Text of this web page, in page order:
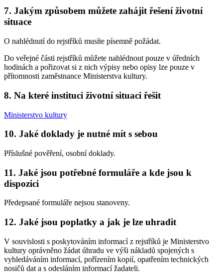
7. Jakým způsobem můžete zahájit řešení životní
situace
O nahlédnutí do rejstříků musíte písemně požádat.
Do veřejné části rejstříků můžete nahlédnout pouze v úředních
hodinách a pořizovat si z nich výpisy nebo opisy lze pouze v
přítomnosti zaměstnance Ministerstva kultury.
8. Na které instituci životní situaci řešit
Ministerstvo kultury
10. Jaké doklady je nutné mít s sebou
Příslušné pověření, osobní doklady.
11. Jaké jsou potřebné formuláře a kde jsou k
dispozici
Předepsané formuláře nejsou stanoveny.
12. Jaké jsou poplatky a jak je lze uhradit
V souvislosti s poskytováním informací z rejstříků je Ministerstvo
kultury oprávněno žádat úhradu ve výši nákladů spojených s
vyhledáváním informací, pořízením kopií, opatřením technických
nosičů dat a s odesláním informací žadateli.